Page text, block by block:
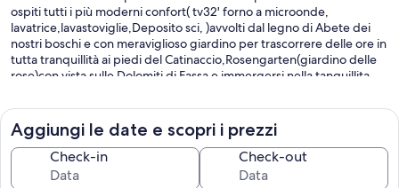
ospiti tutti i più moderni confort( tv32' forno a microonde,
lavatrice,lavastoviglie,Deposito sci, )avvolti dal legno di Abete dei
nostri boschi e con meraviglioso giardino per trascorrere delle ore in
tutta tranquillità ai piedi del Catinaccio,Rosengarten(giardino delle
rose)con vista sulle Dolomiti di Fassa e immergersi nella tanquillita
primo piano:dispensa,soggiorno con cucina,camera
matrimoniale,bagno;al secondo piano camera mansarda . In estate si
potranno raccogliere direttamente dall'orto verdure di stagione.
Aggiungi le date e scopri i prezzi
Check-in Check-out